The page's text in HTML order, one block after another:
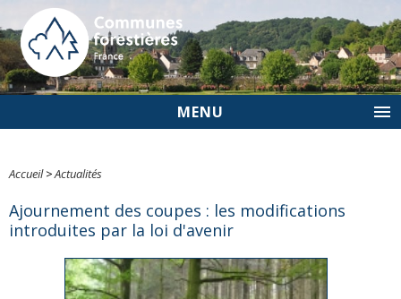
MENU
Accueil>Actualités
Ajournement des coupes : les modifications
introduites par la loi d'avenir